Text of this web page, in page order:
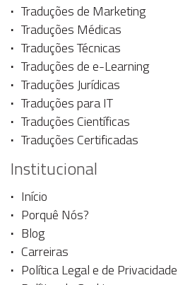
Traduções de Marketing
Traduções Médicas
Traduções Técnicas
Traduções de e-Learning
Traduções Jurídicas
Traduções para IT
Traduções Científicas
Traduções Certificadas
Institucional
Início
Porquê Nós?
Blog
Carreiras
Política Legal e de Privacidade